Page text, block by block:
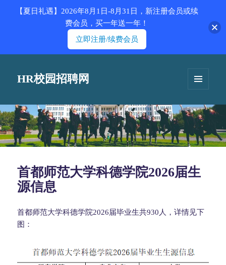
HR校园招聘网
首都师范大学科德学院2026届生
源信息
首都师范大学科德学院2026届毕业生共930人，详情见下
图：
【夏日礼遇】2026年8月1日-8月31日，新注册会员或续
费会员，买一年送一年！
立即注册/续费会员